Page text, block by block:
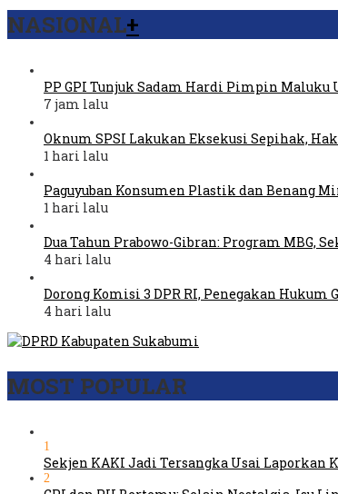
NASIONAL+
PP GPI Tunjuk Sadam Hardi Pimpin Maluku
7 jam lalu
Oknum SPSI Lakukan Eksekusi Sepihak,
1 hari lalu
Paguyuban Konsumen Plastik dan Benang
1 hari lalu
Dua Tahun Prabowo-Gibran: Program MBG,
4 hari lalu
Dorong Komisi 3 DPR RI, Penegakan
4 hari lalu
MOST POPULAR
1
Sekjen KAKI Jadi Tersangka Usai Laporkan
2